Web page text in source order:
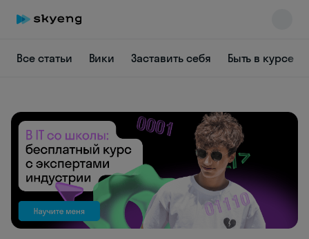
Все статьи Вики Заставить себя Быть в курсе
Skyeng Chat
online